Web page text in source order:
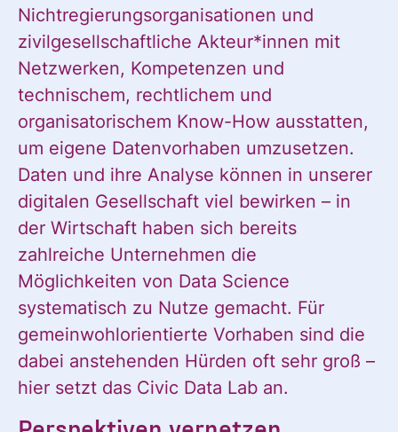
Nichtregierungsorganisationen und
zivilgesellschaftliche Akteur*innen mit
Netzwerken, Kompetenzen und
technischem, rechtlichem und
organisatorischem Know-How ausstatten,
um eigene Datenvorhaben umzusetzen.
Daten und ihre Analyse können in unserer
digitalen Gesellschaft viel bewirken – in
der Wirtschaft haben sich bereits
zahlreiche Unternehmen die
Möglichkeiten von Data Science
systematisch zu Nutze gemacht. Für
gemeinwohlorientierte Vorhaben sind die
dabei anstehenden Hürden oft sehr groß –
hier setzt das Civic Data Lab an.